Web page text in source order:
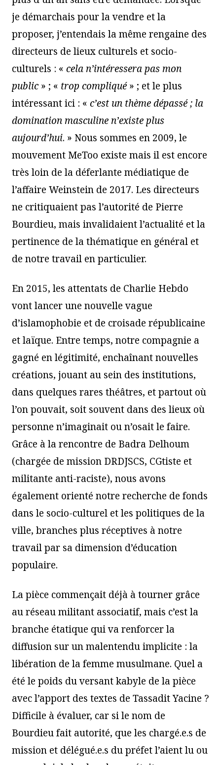
je démarchais pour la vendre et la
proposer, j’entendais la même rengaine des
directeurs de lieux culturels et socio-
culturels : « cela n’intéressera pas mon
public» ; « trop compliqué» ; et le plus
intéressant ici : « c’est un thème dépassé ; la
domination masculine n’existe plus
aujourd’hui. » Nous sommes en 2009, le
mouvement MeToo existe mais il est encore
très loin de la déferlante médiatique de
l’affaire Weinstein de 2017. Les directeurs
ne critiquaient pas l’autorité de Pierre
Bourdieu, mais invalidaient l’actualité et la
pertinence de la thématique en général et
de notre travail en particulier.
En 2015, les attentats de Charlie Hebdo
vont lancer une nouvelle vague
d’islamophobie et de croisade républicaine
et laïque. Entre temps, notre compagnie a
gagné en légitimité, enchaînant nouvelles
créations, jouant au sein des institutions,
dans quelques rares théâtres, et partout où
l’on pouvait, soit souvent dans des lieux où
personne n’imaginait ou n’osait le faire.
Grâce à la rencontre de Badra Delhoum
(chargée de mission DRDJSCS, CGtiste et
militante anti-raciste), nous avons
également orienté notre recherche de fonds
dans le socio-culturel et les politiques de la
ville, branches plus réceptives à notre
travail par sa dimension d’éducation
populaire.
La pièce commençait déjà à tourner grâce
au réseau militant associatif, mais c’est la
branche étatique qui va renforcer la
diffusion sur un malentendu implicite : la
libération de la femme musulmane. Quel a
été le poids du versant kabyle de la pièce
avec l’apport des textes de Tassadit Yacine ?
Difficile à évaluer, car si le nom de
Bourdieu fait autorité, que les chargé.e.s de
mission et délégué.e.s du préfet l’aient lu ou